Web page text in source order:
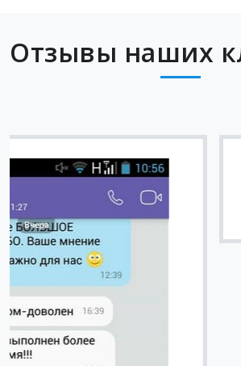
Отзывы наших
Вячеслав